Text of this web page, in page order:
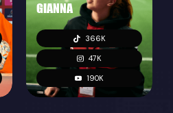
GIANNA
366K
47K
190K